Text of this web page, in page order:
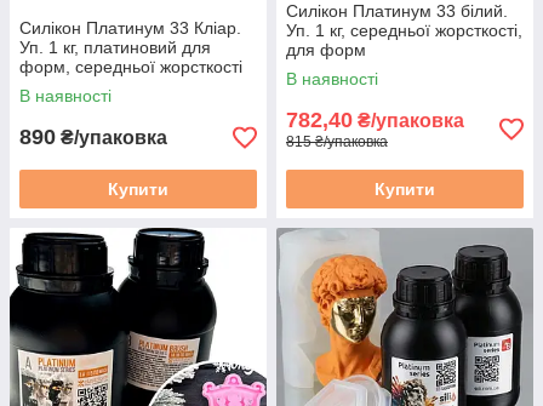
Силікон Платинум 33 Кліар.
Уп. 1 кг, платиновий для
форм, середньої жорсткості
В наявності
890 ₴/упаковка
Купити
Силікон Платинум 33 білий.
Уп. 1 кг, середньої жорсткості,
для форм
В наявності
782,40 ₴/упаковка
815 ₴/упаковка
Купити